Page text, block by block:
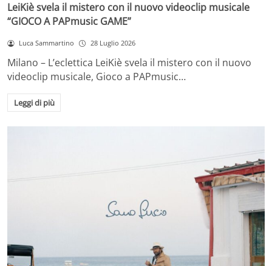
LeiKiè svela il mistero con il nuovo videoclip musicale
“GIOCO A PAPmusic GAME”
Luca Sammartino 28 Luglio 2026
Milano – L’eclettica LeiKiè svela il mistero con il nuovo
videoclip musicale, Gioco a PAPmusic…
Leggi di più